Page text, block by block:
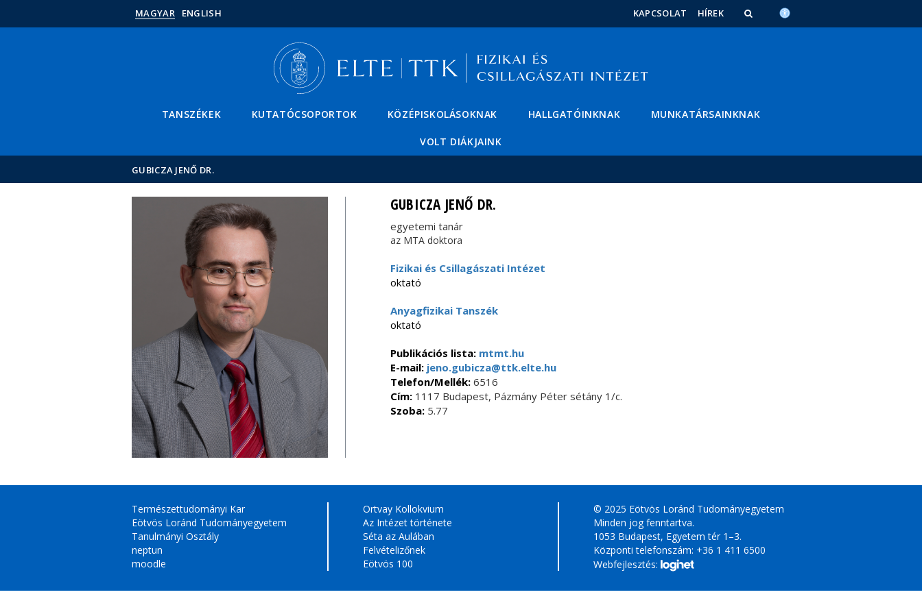
MAGYAR ENGLISH KAPCSOLAT HÍREK
TANSZÉKEK KUTATÓCSOPORTOK KÖZÉPISKOLÁSOKNAK HALLGATÓINKNAK MUNKATÁRSAINKNAK
VOLT DIÁKJAINK
GUBICZA JENŐ DR.
GUBICZA JENŐ DR.
egyetemi tanár
az MTA doktora
Fizikai és Csillagászati Intézet
oktató
Anyagfizikai Tanszék
oktató
Publikációs lista: mtmt.hu
E-mail:jeno.gubicza@ttk.elte.hu
Telefon/Mellék:6516
Cím:1117 Budapest, Pázmány Péter sétány 1/c.
Szoba:5.77
Természettudományi Kar
Eötvös Loránd Tudományegyetem
Tanulmányi Osztály
neptun
moodle
Ortvay Kollokvium
Az Intézet története
Séta az Aulában
Felvételizőnek
Eötvös 100
© 2025 Eötvös Loránd Tudományegyetem
Minden jog fenntartva.
1053 Budapest, Egyetem tér 1–3.
Központi telefonszám: +36 1 411 6500
Webfejlesztés: